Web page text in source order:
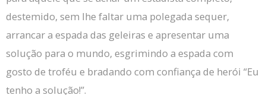
destemido, sem lhe faltar uma polegada sequer,
arrancar a espada das geleiras e apresentar uma
solução para o mundo, esgrimindo a espada com
gosto de troféu e bradando com confiança de herói “Eu
tenho a solução!”.